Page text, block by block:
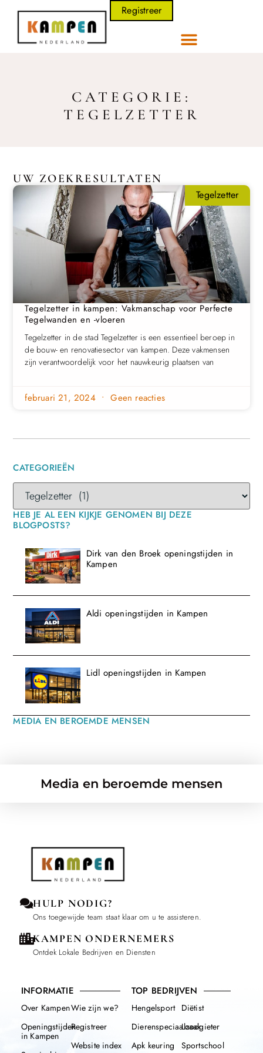
Registreer
CATEGORIE:
TEGELZETTER
UW ZOEKRESULTATEN
Tegelzetter
Tegelzetter in kampen: Vakmanschap voor Perfecte
Tegelwanden en -vloeren
Tegelzetter in de stad Tegelzetter is een essentieel beroep in
de bouw- en renovatiesector van kampen. Deze vakmensen
zijn verantwoordelijk voor het nauwkeurig plaatsen van
februari 21, 2024 Geen reacties
CATEGORIEËN
HEB JE AL EEN KIJKJE GENOMEN BIJ DEZE
BLOGPOSTS?
Dirk van den Broek openingstijden in
Kampen
Aldi openingstijden in Kampen
Lidl openingstijden in Kampen
MEDIA EN BEROEMDE MENSEN
Media en beroemde mensen
HULP NODIG?
Ons toegewijde team staat klaar om u te assisteren.
KAMPEN ONDERNEMERS
Ontdek Lokale Bedrijven en Diensten
INFORMATIE
Over Kampen
Openingstijden
in Kampen
Wie zijn we?
Registreer
Website index
TOP BEDRIJVEN
Hengelsport
Dierenspeciaalzaak
Apk keuring
Diëtist
Loodgieter
Sportschool